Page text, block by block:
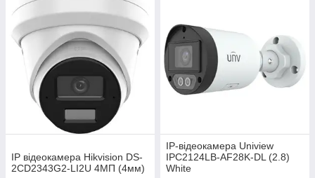
IP відеокамера Hikvision DS-
2CD2343G2-LI2U 4МП (4мм)
IP-відеокамера Uniview
IPC2124LB-AF28K-DL (2.8)
White